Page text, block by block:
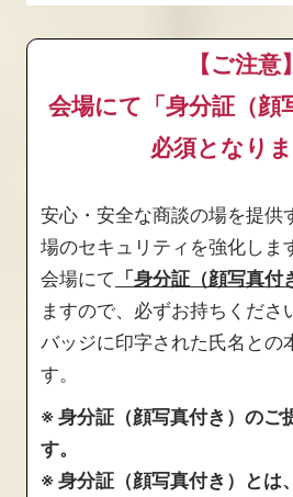
【ご注意】
会場にて「身分証（顔
必須となり
安心・安全な商談の場を提供
場のセキュリティを強化しま
会場にて 「身分証（顔写真
ますので、必ずお持ちくださ
バッジに印字された氏名との
す。
※ 身分証（顔写真付き）のご
す。
※ 身分証（顔写真付き）とは